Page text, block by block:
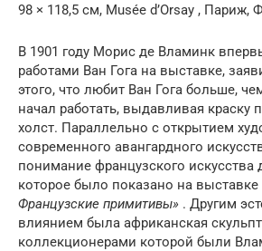
98 × 118,5 см, Musée d’Orsay , Париж,
В 1901 году Морис де Вламинк
работами Ван Гога на выставке,
этого, что любит Ван Гога больше,
начал работать, выдавливая краску
холст. Параллельно с открытием
современного авангардного
понимание французского искусства
которое было показано на выставке
Французские примитивы» . Другим
влиянием была африканская
коллекционерами которой были